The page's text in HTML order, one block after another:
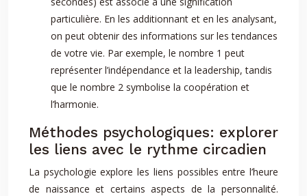
particulière. En les additionnant et en les analysant,
on peut obtenir des informations sur les tendances
de votre vie. Par exemple, le nombre 1 peut
représenter l’indépendance et la leadership, tandis
que le nombre 2 symbolise la coopération et
l’harmonie.
Méthodes psychologiques: explorer
les liens avec le rythme circadien
La psychologie explore les liens possibles entre l’heure
de naissance et certains aspects de la personnalité.